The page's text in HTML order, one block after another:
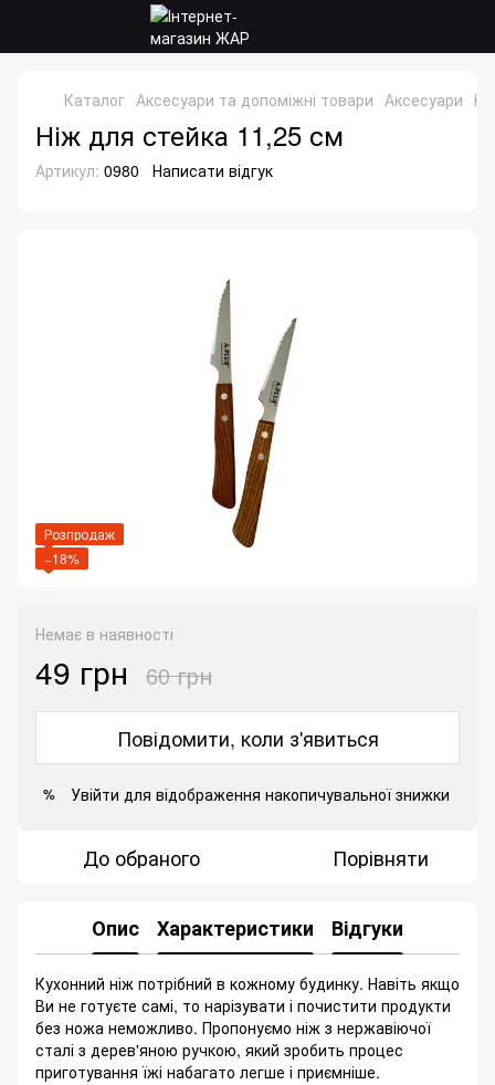
Каталог Аксесуари та допоміжні товари Аксесуари
Ніж для стейка 11,25 см
Артикул: 0980 Написати відгук
Розпродаж
−18%
Немає в наявності
49 грн 60 грн
Повідомити, коли з'явиться
% Увійти для відображення накопичувальної знижки
До обраного Порівняти
Опис Характеристики Відгуки
Кухонний ніж потрібний в кожному будинку. Навіть якщо
Ви не готуєте самі, то нарізувати і почистити продукти
без ножа неможливо. Пропонуємо ніж з нержавіючої
сталі з дерев'яною ручкою, який зробить процес
приготування їжі набагато легше і приємніше.